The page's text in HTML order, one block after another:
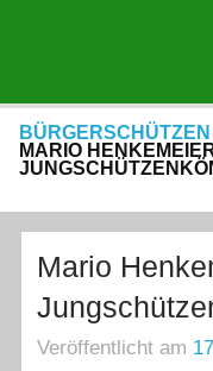
MARIO
Mario
Veröffentlicht am